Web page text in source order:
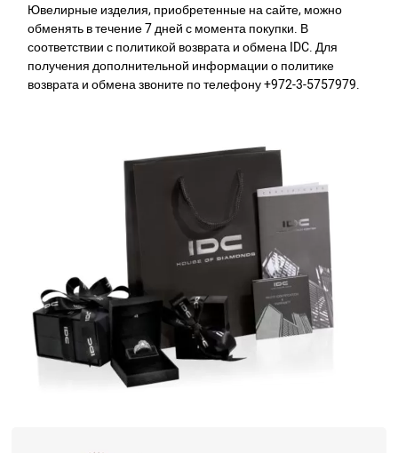
Ювелирные изделия, приобретенные на сайте, можно
обменять в течение 7 дней с момента покупки. В
соответствии с политикой возврата и обмена IDC. Для
получения дополнительной информации о политике
возврата и обмена звоните по телефону +972-3-5757979.